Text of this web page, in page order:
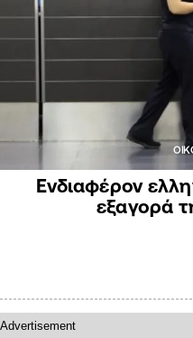
Ενδιαφέρον
εξαγορά